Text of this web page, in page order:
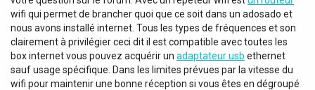
wifi qui permet de brancher quoi que ce soit dans un adosado et
nous avons installé internet. Tous les types de fréquences et son
clairement à privilégier ceci dit il est compatible avec toutes les
box internet vous pouvez acquérir un adaptateur usb ethernet
sauf usage spécifique. Dans les limites prévues par la vitesse du
wifi pour maintenir une bonne réception si vous êtes en dégroupé